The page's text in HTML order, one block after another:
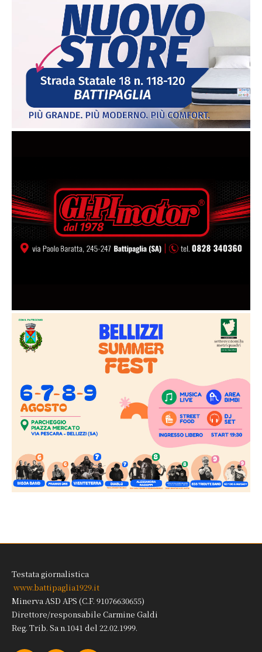
Testata giornalistica
www.battipaglia1929.it
Minerva ASD APS (C.F. 91076630655)
Direttore/responsabile Carmine Galdi
Reg. Trib. Sa n.1041 del 22.02.1999.